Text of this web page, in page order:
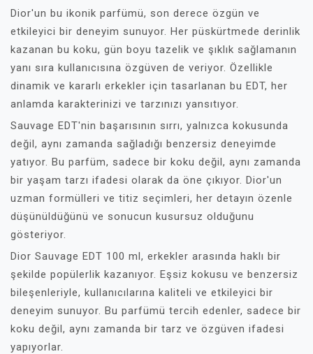
Dior'un bu ikonik parfümü, son derece özgün ve
etkileyici bir deneyim sunuyor. Her püskürtmede derinlik
kazanan bu koku, gün boyu tazelik ve şıklık sağlamanın
yanı sıra kullanıcısına özgüven de veriyor. Özellikle
dinamik ve kararlı erkekler için tasarlanan bu EDT, her
anlamda karakterinizi ve tarzınızı yansıtıyor.
Sauvage EDT'nin başarısının sırrı, yalnızca kokusunda
değil, aynı zamanda sağladığı benzersiz deneyimde
yatıyor. Bu parfüm, sadece bir koku değil, aynı zamanda
bir yaşam tarzı ifadesi olarak da öne çıkıyor. Dior'un
uzman formülleri ve titiz seçimleri, her detayın özenle
düşünüldüğünü ve sonucun kusursuz olduğunu
gösteriyor.
Dior Sauvage EDT 100 ml, erkekler arasında haklı bir
şekilde popülerlik kazanıyor. Eşsiz kokusu ve benzersiz
bileşenleriyle, kullanıcılarına kaliteli ve etkileyici bir
deneyim sunuyor. Bu parfümü tercih edenler, sadece bir
koku değil, aynı zamanda bir tarz ve özgüven ifadesi
yapıyorlar.